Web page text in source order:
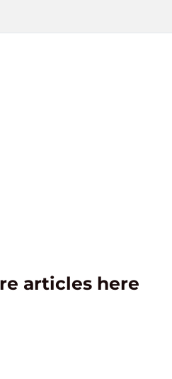
articles here